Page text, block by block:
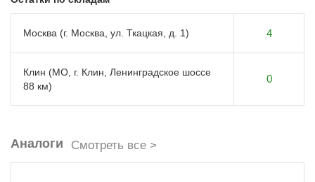
Москва (г. Москва, ул. Ткацкая, д. 1) 4
Клин (МО, г. Клин, Ленинградское шоссе
88 км)
0
Аналоги Смотреть все >